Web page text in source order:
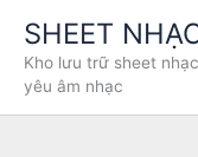
dung
SHEET
Kho lưu trữ sheet
yêu âm nhạc